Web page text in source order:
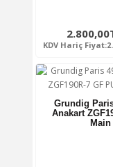
KDV Hariç
Grundig
Anakart